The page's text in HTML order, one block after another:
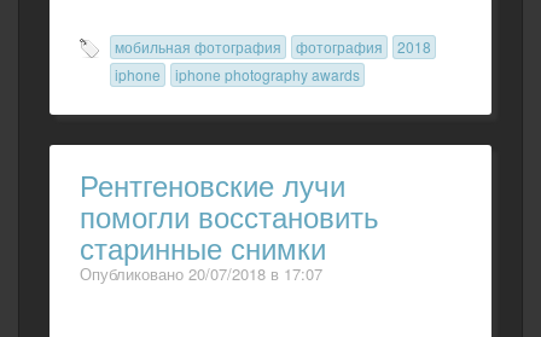
мобильная фотография фотография
2018
iphone
iphone photography awards
Рентгеновские лучи
помогли восстановить
старинные снимки
Опубликовано 20/07/2018 в 17:07